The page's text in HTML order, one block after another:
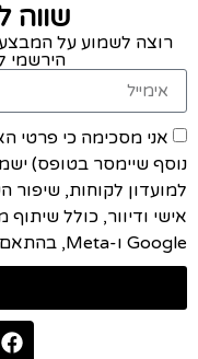
שווה
רוצה לשמוע על
הירשמי
אני מסכימה כי פרטי
נוסף שיימסר בטופס)
למועדון לקוחות, שיפור
אישי ודיוור, כולל
Google ו-Meta, בהתאם ל